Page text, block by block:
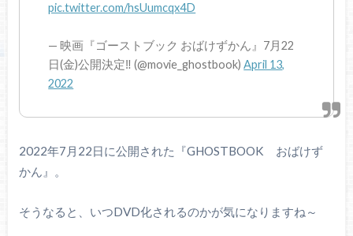
pic.twitter.com/hsUumcqx4D
— 映画『ゴーストブック おばけずかん』7月22
日(金)公開決定‼️ (@movie_ghostbook)April 13,
2022
2022年7月22日に公開された『GHOSTBOOK おばけず
かん』。
そうなると、いつDVD化されるのかが気になりますね～